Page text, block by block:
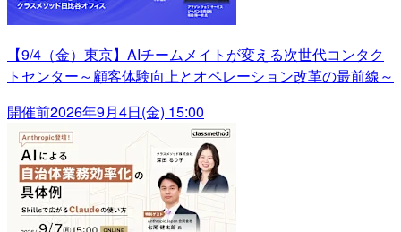
【9/4（金）東京】AIチームメイトが変える次世代コンタク
トセンター～顧客体験向上とオペレーション改革の最前線～
開催前2026年9月4日(金) 15:00